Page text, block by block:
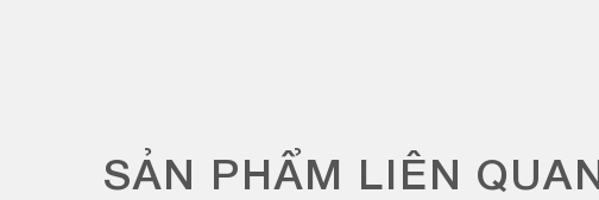
SẢN PHẨM LIÊN QUAN